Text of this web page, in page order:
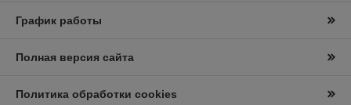
График работы
Полная версия сайта
Политика обработки cookies